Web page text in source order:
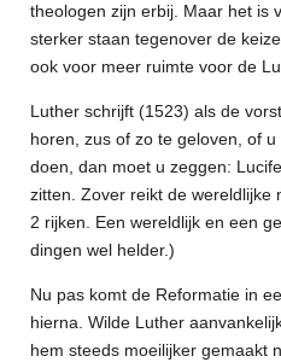
theologen zijn erbij. Maar het is
sterker staan tegenover de
ook voor meer ruimte voor de
Luther schrijft (1523) als de
horen, zus of zo te geloven, of
doen, dan moet u zeggen:
zitten. Zover reikt de wereldlijke
2 rijken. Een wereldlijk en een
dingen wel helder.)
Nu pas komt de Reformatie in
hierna. Wilde Luther
hem steeds moeilijker gemaakt